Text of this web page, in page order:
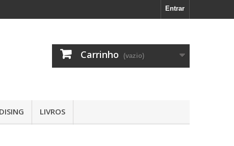
Entrar
Carrinho (vazio)
LIVROS